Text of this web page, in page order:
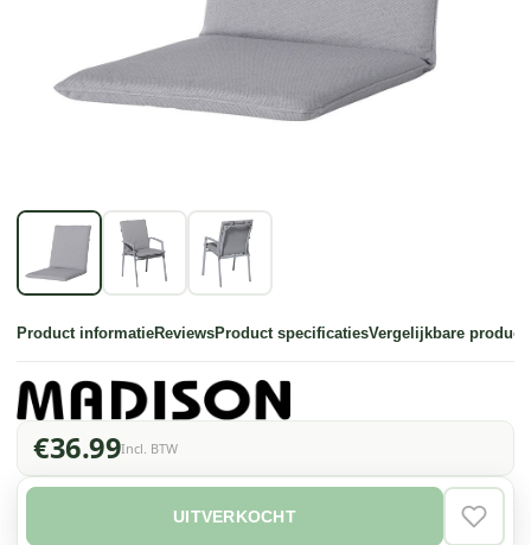
Product informatieReviewsProduct specificatiesVergelijkbare
€36.99Incl. BTW
UITVERKOCHT